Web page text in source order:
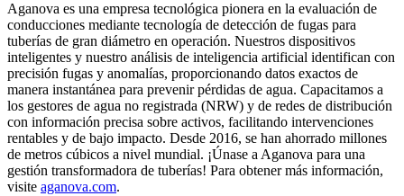
Aganova es una empresa tecnológica pionera en la evaluación de
conducciones mediante tecnología de detección de fugas para
tuberías de gran diámetro en operación. Nuestros dispositivos
inteligentes y nuestro análisis de inteligencia artificial identifican con
precisión fugas y anomalías, proporcionando datos exactos de
manera instantánea para prevenir pérdidas de agua. Capacitamos a
los gestores de agua no registrada (NRW) y de redes de distribución
con información precisa sobre activos, facilitando intervenciones
rentables y de bajo impacto. Desde 2016, se han ahorrado millones
de metros cúbicos a nivel mundial. ¡Únase a Aganova para una
gestión transformadora de tuberías! Para obtener más información,
visite aganova.com.